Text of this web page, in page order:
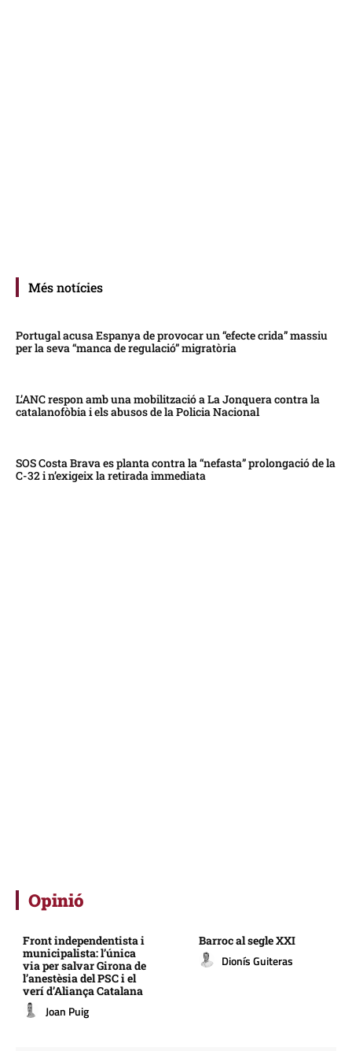
Més notícies
Portugal acusa Espanya de provocar un “efecte crida” massiu
per la seva “manca de regulació” migratòria
L’ANC respon amb una mobilització a La Jonquera contra la
catalanofòbia i els abusos de la Policia Nacional
SOS Costa Brava es planta contra la “nefasta” prolongació de la
C-32 i n’exigeix la retirada immediata
Opinió
Front independentista i
municipalista: l’única
via per salvar Girona de
l’anestèsia del PSC i el
verí d’Aliança Catalana
Joan Puig
Barroc al segle XXI
Dionís Guiteras